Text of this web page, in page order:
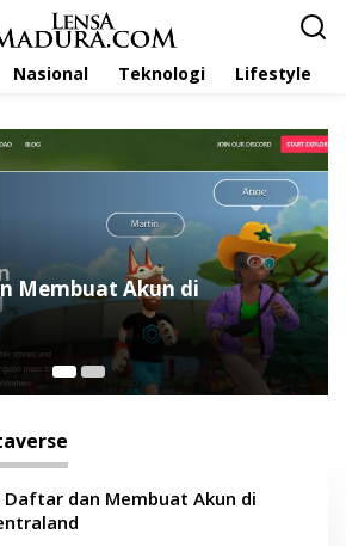
Nasional Teknologi Lifestyle
di
Teknologi
Cara Investasi
16 Januari 2022
Daftar dan Membuat Akun di